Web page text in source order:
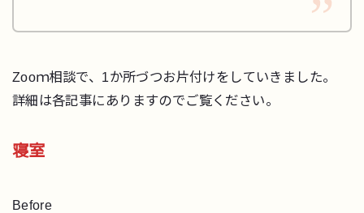
Zooｍ相談で、1か所づつお片付けをしていきました。
詳細は各記事にありますのでご覧ください。
寝室
Before